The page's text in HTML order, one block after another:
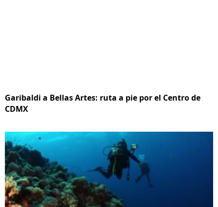
Garibaldi a Bellas Artes: ruta a pie por el Centro de
CDMX